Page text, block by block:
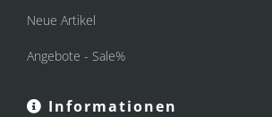
Neue Artikel
Angebote - Sale%
Informationen